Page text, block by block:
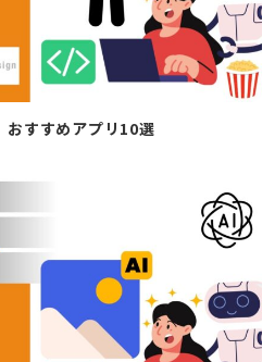
おすすめアプリ10選